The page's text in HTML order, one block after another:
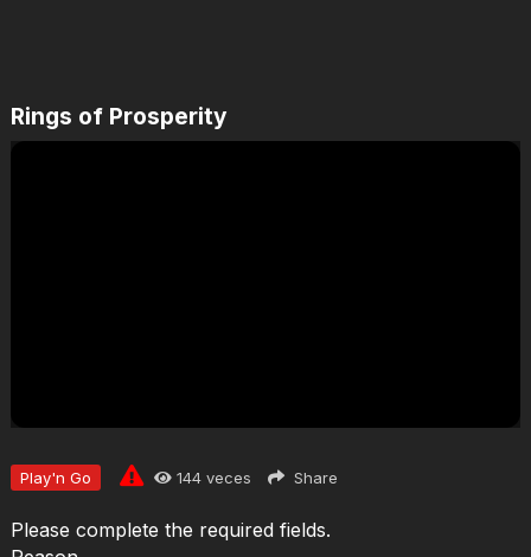
Rings of Prosperity
Play'n Go 144veces Share
Please complete the required fields.